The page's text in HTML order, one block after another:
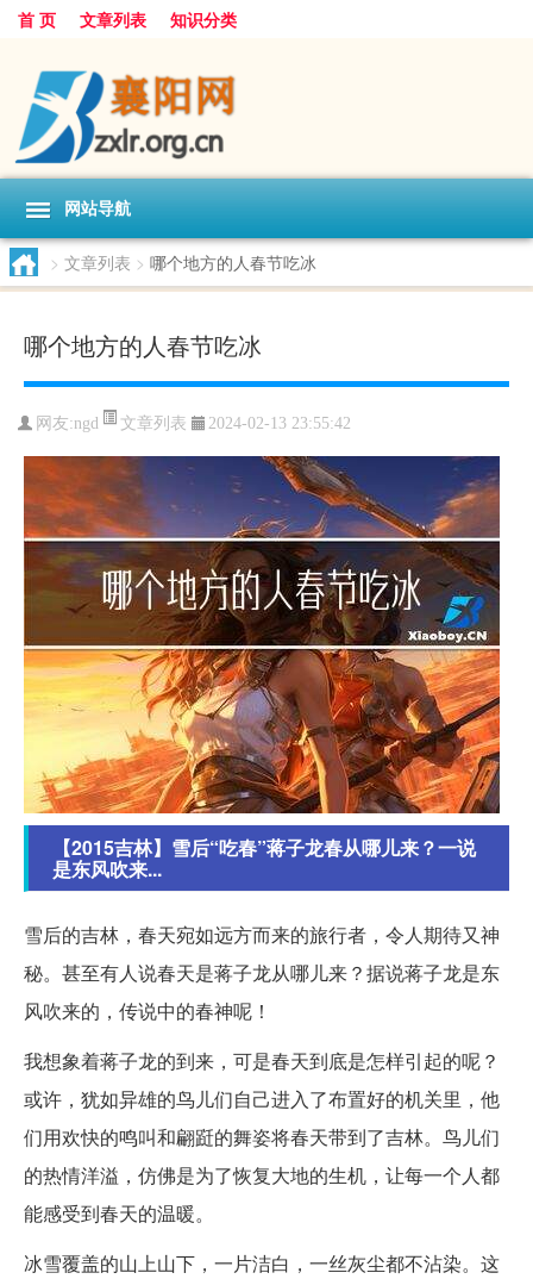
首 页 文章列表 知识分类
网站导航
> 文章列表 > 哪个地方的人春节吃冰
哪个地方的人春节吃冰
网友:ngd 文章列表 2024-02-13 23:55:42
【2015吉林】雪后“吃春”蒋子龙春从哪儿来？一说
是东风吹来...
雪后的吉林，春天宛如远方而来的旅行者，令人期待又神
秘。甚至有人说春天是蒋子龙从哪儿来？据说蒋子龙是东
风吹来的，传说中的春神呢！
我想象着蒋子龙的到来，可是春天到底是怎样引起的呢？
或许，犹如异雄的鸟儿们自己进入了布置好的机关里，他
们用欢快的鸣叫和翩跹的舞姿将春天带到了吉林。鸟儿们
的热情洋溢，仿佛是为了恢复大地的生机，让每一个人都
能感受到春天的温暖。
冰雪覆盖的山上山下，一片洁白，一丝灰尘都不沾染。这